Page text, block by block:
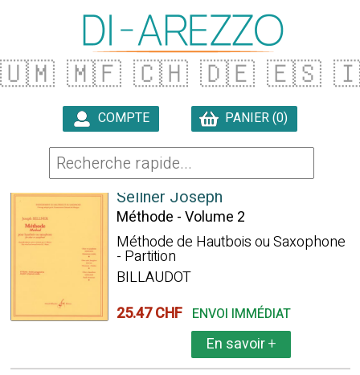
🇺🇲 🇲🇫 🇨🇭 🇩🇪 🇪🇸
COMPTE PANIER (0)
62 ARTICLES TROUVÉS
Sellner Joseph
Méthode - Volume 2
Méthode de Hautbois ou Saxophone
- Partition
BILLAUDOT
25.47 CHF ENVOI IMMÉDIAT
En savoir+